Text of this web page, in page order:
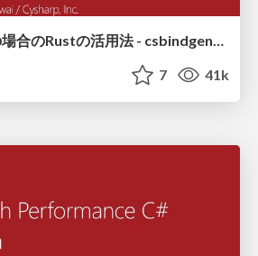
他言語がメインの場合のRustの活用法 - csbindgenによるC# x Rust FFI実践事例
7 41k